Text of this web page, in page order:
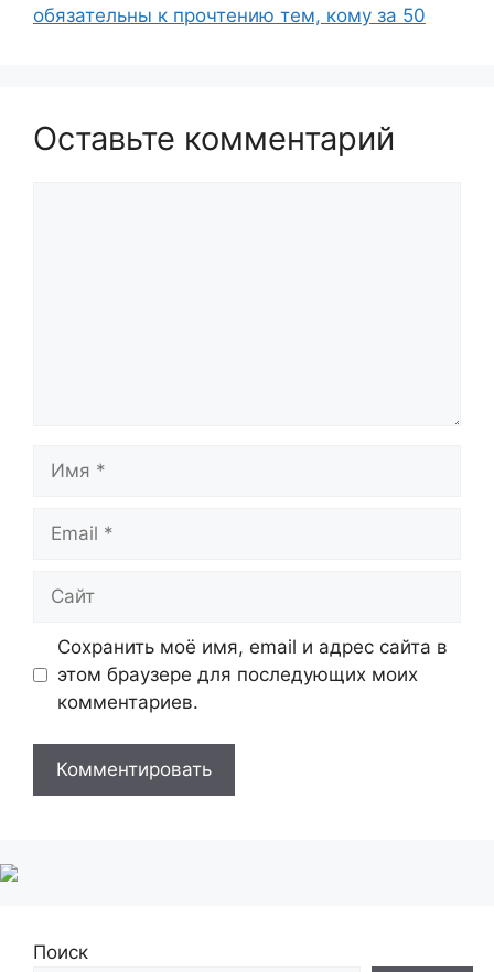
обязательны к прочтению тем, кому за 50
Оставьте комментарий
Сохранить моё имя, email и адрес сайта в
этом браузере для последующих моих
комментариев.
Поиск